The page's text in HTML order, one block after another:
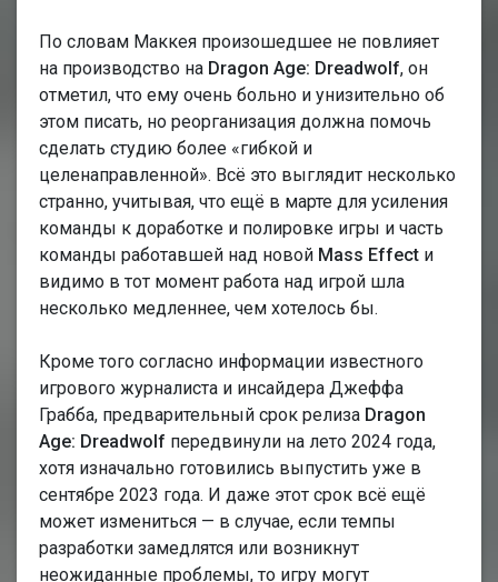
По словам Маккея произошедшее не повлияет
на производство на Dragon Age: Dreadwolf, он
отметил, что ему очень больно и унизительно об
этом писать, но реорганизация должна помочь
сделать студию более «гибкой и
целенаправленной». Всё это выглядит несколько
странно, учитывая, что ещё в марте для усиления
команды к доработке и полировке игры и часть
команды работавшей над новой Mass Effect и
видимо в тот момент работа над игрой шла
несколько медленнее, чем хотелось бы.
Кроме того согласно информации известного
игрового журналиста и инсайдера Джеффа
Грабба, предварительный срок релиза Dragon
Age: Dreadwolf передвинули на лето 2024 года,
хотя изначально готовились выпустить уже в
сентябре 2023 года. И даже этот срок всё ещё
может измениться — в случае, если темпы
разработки замедлятся или возникнут
неожиданные проблемы, то игру могут